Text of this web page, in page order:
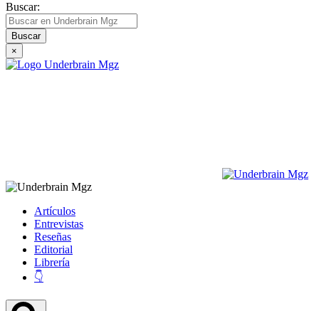
Buscar:
×
Artículos
Entrevistas
Reseñas
Editorial
Librería
👇